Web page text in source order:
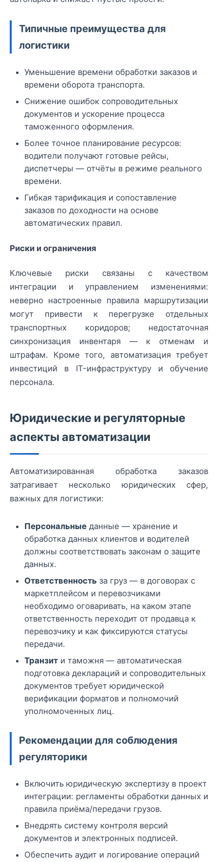
Типичные преимущества для
логистики
Уменьшение времени обработки заказов и
времени оборота транспорта.
Снижение ошибок сопроводительных
документов и ускорение процесса
таможенного оформления.
Более точное планирование ресурсов:
водители получают готовые рейсы,
диспетчеры — отчёты в режиме реального
времени.
Гибкая тарификация и сопоставление
заказов по доходности на основе
автоматических правил.
Риски и ограничения
Ключевые риски связаны с качеством
интеграции и управлением изменениями:
неверно настроенные правила маршрутизации
могут привести к перегрузке отдельных
транспортных коридоров; недостаточная
синхронизация инвентаря — к отменам и
штрафам. Кроме того, автоматизация требует
инвестиций в IT-инфраструктуру и обучение
персонала.
Юридические и регуляторные
аспекты автоматизации
Автоматизированная обработка заказов
затрагивает несколько юридических сфер,
важных для логистики:
Персональные данные — хранение и
обработка данных клиентов и водителей
должны соответствовать законам о защите
данных.
Ответственность за груз — в договорах с
маркетплейсом и перевозчиками
необходимо оговаривать, на каком этапе
ответственность переходит от продавца к
перевозчику и как фиксируются статусы
передачи.
Транзит и таможня — автоматическая
подготовка деклараций и сопроводительных
документов требует юридической
верификации форматов и полномочий
уполномоченных лиц.
Рекомендации для соблюдения
регуляторики
Включить юридическую экспертизу в проект
интеграции: регламенты обработки данных и
правила приёма/передачи грузов.
Внедрять систему контроля версий
документов и электронных подписей.
Обеспечить аудит и логирование операций